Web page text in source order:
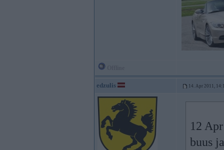
edzulis 14. Apr 2011,
12
buus